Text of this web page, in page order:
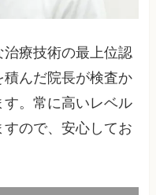
療技術の最上位認
んだ院長が検査か
す。常に高いレベル
ので、安心してお